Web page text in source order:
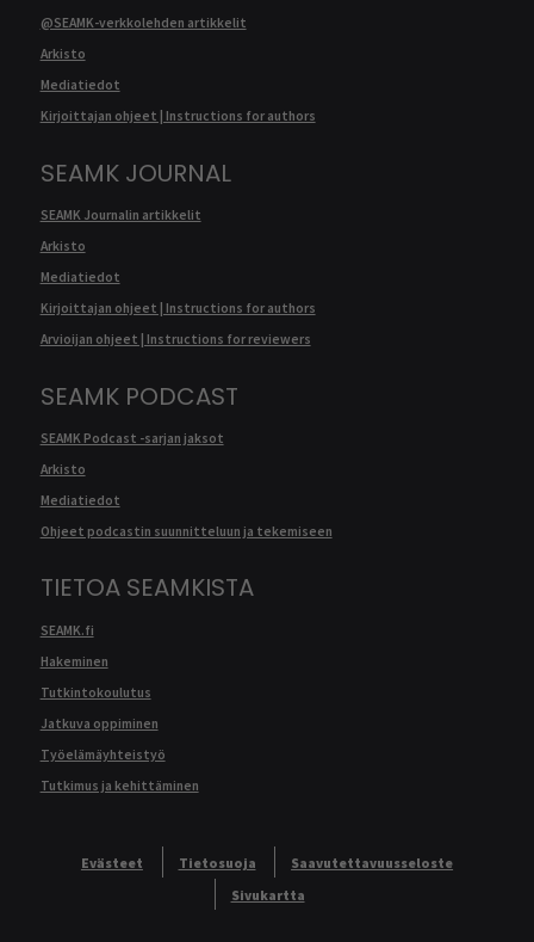
@SEAMK-verkkolehden artikkelit
Arkisto
Mediatiedot
Kirjoittajan ohjeet | Instructions for authors
SEAMK JOURNAL
SEAMK Journalin artikkelit
Arkisto
Mediatiedot
Kirjoittajan ohjeet | Instructions for authors
Arvioijan ohjeet | Instructions for reviewers
SEAMK PODCAST
SEAMK Podcast -sarjan jaksot
Arkisto
Mediatiedot
Ohjeet podcastin suunnitteluun ja tekemiseen
TIETOA SEAMKISTA
SEAMK.fi
Hakeminen
Tutkintokoulutus
Jatkuva oppiminen
Työelämäyhteistyö
Tutkimus ja kehittäminen
Evästeet Tietosuoja
Saavutettavuusseloste
Sivukartta